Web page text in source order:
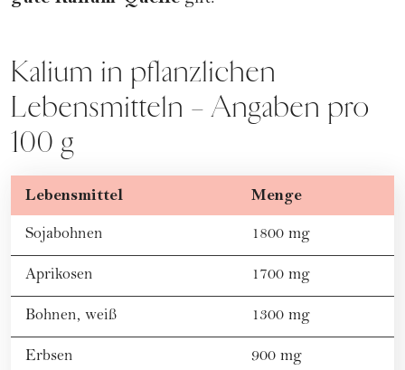
Kalium in pflanzlichen
Lebensmitteln – Angaben pro
100 g
Lebensmittel Menge
Sojabohnen 1800 mg
Aprikosen 1700 mg
Bohnen, weiß 1300 mg
Erbsen 900 mg